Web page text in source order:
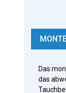
Das
das